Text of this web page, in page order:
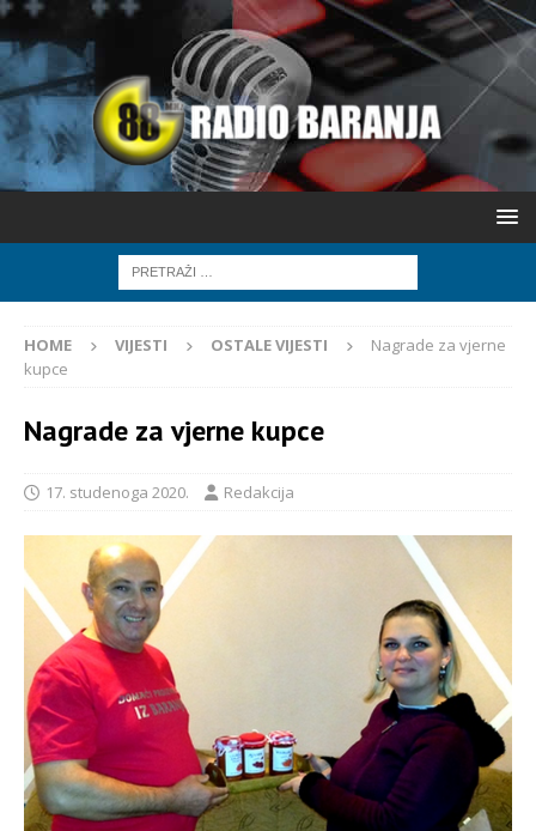
HOME VIJESTI OSTALE VIJESTI
Nagrade za vjerne
kupce
Nagrade za vjerne kupce
17. studenoga 2020. Redakcija